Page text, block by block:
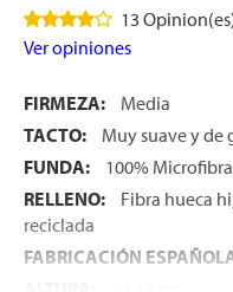
13
Ver opiniones
FIRMEZA:
Media
TACTO:
Muy suave y de
FUNDA:
100% Microfibra
RELLENO:
Fibra hueca
reciclada
FABRICACIÓN